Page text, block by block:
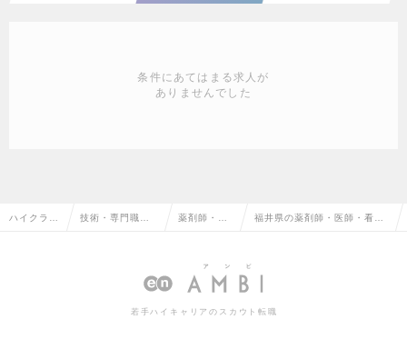
条件にあてはまる求人が
ありませんでした
ハイクラス 技術・専門職系 薬剤師・医 福井県の薬剤師・医師・看護
若手ハイキャリアのスカウト転職